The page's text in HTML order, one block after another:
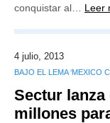
conquistar al… Leer
4 julio, 2013
BAJO EL LEMA ‘MEXICO
Sectur lanza
millones